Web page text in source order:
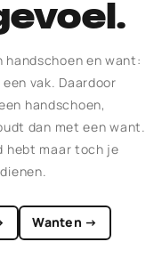
handschoen en want:
vak. Daardoor
handschoen,
dan met een want.
hebt maar toch je
Wanten →